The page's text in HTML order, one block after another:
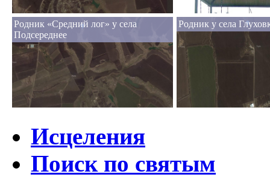
Родник «Средний лог» у села
Подсереднее
Родник у села
Исцеления
Поиск по святым